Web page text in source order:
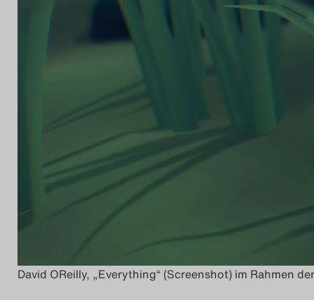
David OReilly, „Everything“ (Screenshot) im Rahmen